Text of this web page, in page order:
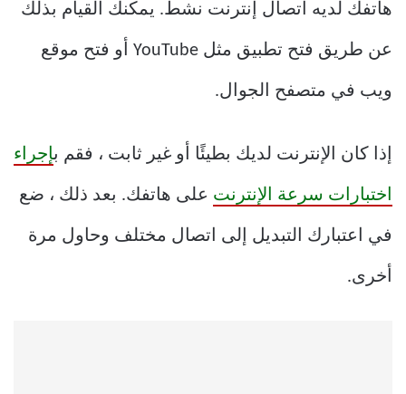
هاتفك لديه اتصال إنترنت نشط. يمكنك القيام بذلك
عن طريق فتح تطبيق مثل YouTube أو فتح موقع
ويب في متصفح الجوال.
إذا كان الإنترنت لديك بطيئًا أو غير ثابت ، فقم بإجراء
اختبارات سرعة الإنترنت على هاتفك. بعد ذلك ، ضع
في اعتبارك التبديل إلى اتصال مختلف وحاول مرة
أخرى.